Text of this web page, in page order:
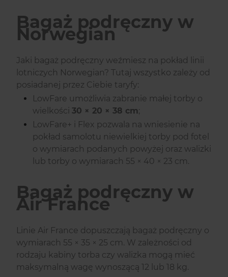
Bagaż podręczny w
Norwegian
Jaki bagaż podręczny weźmiesz na pokład linii
lotniczych Norwegian? Tutaj wszystko zależy od
posiadanej przez Ciebie taryfy:
LowFare umożliwia zabranie małej torby o
wielkości 30 × 20 × 38 cm;
LowFare+ i Flex pozwala na wniesienie na
pokład samolotu niewielkiej torby pod fotel
o wymiarach podanych powyżej oraz walizki
lub torby o wymiarach 55 × 40 × 23 cm.
Bagaż podręczny w
Air France
Linie Air France dopuszczają bagaż podręczny o
wymiarach 55 × 35 × 25 cm. W zależności od
rodzaju kabiny torba czy walizka mogą mieć
maksymalną wagę wynoszącą 12 lub 18 kg.